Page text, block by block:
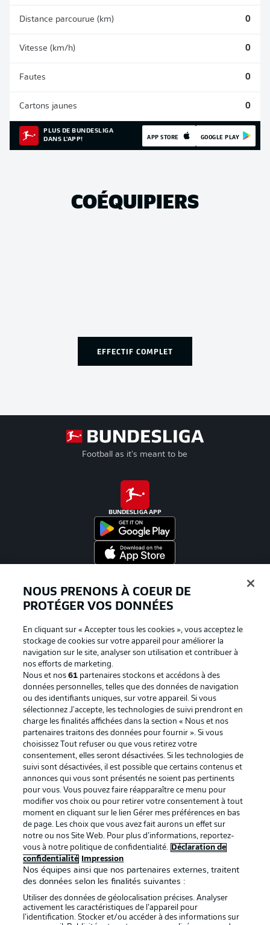
Distance parcourue (km) 0
Vitesse (km/h) 0
Fautes 0
Cartons jaunes 0
PLUS DE BUNDESLIGA
DANS L'APP!
APP STORE GOOGLE PLAY
COÉQUIPIERS
EFFECTIF COMPLET
Football as it's meant to be
BUNDESLIGA APP
La publicité Conditions d’utilisation des
Mentions Légales Gérer mes préférences
Déclaration de
confidentialité
Diffuseurs
Travaux Contact
Impression Joueurs
NOUS PRENONS À COEUR DE
PROTÉGER VOS DONNÉES
En cliquant sur « Accepter tous les cookies », vous acceptez le
stockage de cookies sur votre appareil pour améliorer la
navigation sur le site, analyser son utilisation et contribuer à
nos efforts de marketing.
Nous et nos61 partenaires stockons et accédons à des
données personnelles, telles que des données de navigation
ou des identifiants uniques, sur votre appareil. Si vous
sélectionnez J'accepte, les technologies de suivi prendront en
charge les finalités affichées dans la section « Nous et nos
partenaires traitons des données pour fournir ». Si vous
choisissez Tout refuser ou que vous retirez votre
consentement, elles seront désactivées. Si les technologies de
suivi sont désactivées, il est possible que certains contenus et
annonces qui vous sont présentés ne soient pas pertinents
pour vous. Vous pouvez faire réapparaître ce menu pour
modifier vos choix ou pour retirer votre consentement à tout
moment en cliquant sur le lien Gérer mes préférences en bas
de page. Les choix que vous avez fait aurons un effet sur
notre ou nos Site Web. Pour plus d’informations, reportez-
vous à notre politique de confidentialité.
Déclaration de
confidentialité
Impression
Nos équipes ainsi que nos partenaires externes, traitent
des données selon les finalités suivantes :
Utiliser des données de géolocalisation précises. Analyser
activement les caractéristiques de l’appareil pour
l’identification. Stocker et/ou accéder à des informations sur